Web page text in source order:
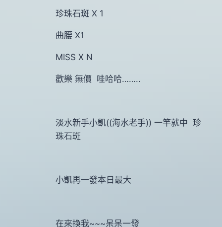
珍珠石斑 X 1
曲腰 X1
MISS X N
歡樂 無價 哇哈哈……..
淡水新手小凱((海水老手)) 一竿就中 珍
珠石斑
小凱再一發本日最大
在來換我~~~呆呆一發